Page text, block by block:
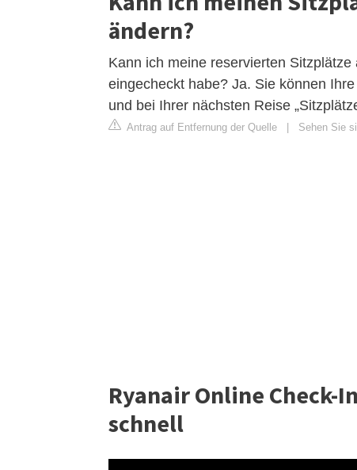
ändern?
Kann ich meine reservierten
eingecheckt habe? Ja. Sie können
und bei Ihrer nächsten Reise
Antrag auf Entfernung der Quelle Sehen Sie
Ryanair Online Check-
schnell